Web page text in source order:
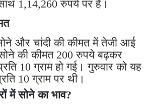
1,14,260 रुपये पर है।
सोने और चांदी की कीमत में तेजी आई
की कीमत 200 रुपये बढ़कर
10 ग्राम हो गई। गुरुवार को यह
10 ग्राम पर थी।
में सोने का भाव?